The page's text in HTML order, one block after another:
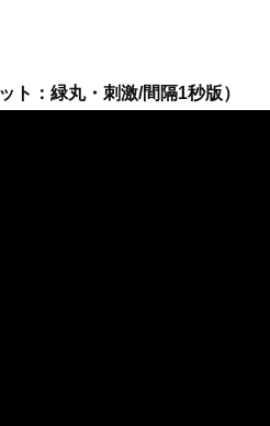
ト：緑丸・刺激/間隔1秒版）